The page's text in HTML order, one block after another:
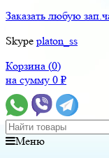
Заказать любую
Skype platon_ss
Корзина (0)
на сумму 0 ₽
Меню